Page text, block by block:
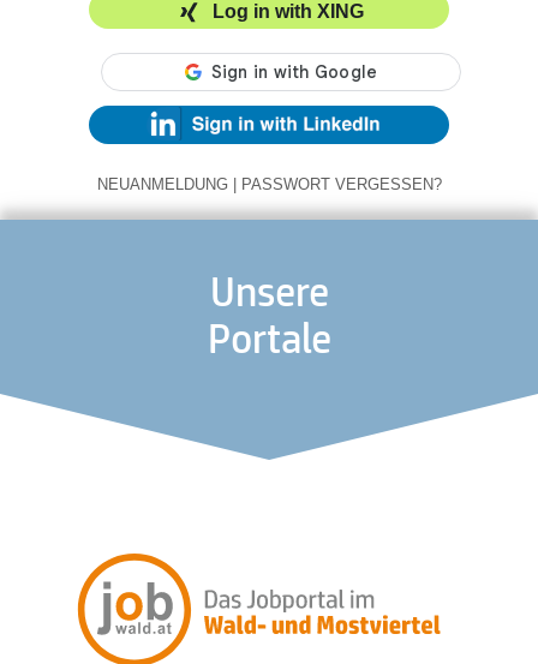
Log in with XING
NEUANMELDUNG | PASSWORT VERGESSEN?
Unsere
Portale